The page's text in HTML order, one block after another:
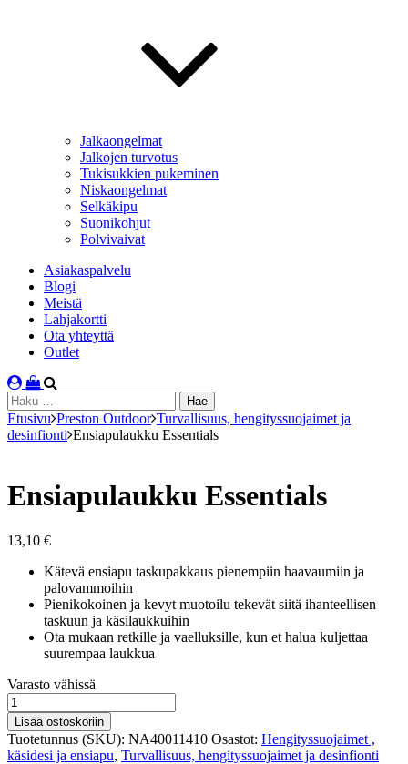
Jalkaongelmat
Jalkojen turvotus
Tukisukkien pukeminen
Niskaongelmat
Selkäkipu
Suonikohjut
Polvivaivat
Asiakaspalvelu
Blogi
Meistä
Lahjakortti
Ota yhteyttä
Outlet
Haku:
Etusivu Preston Outdoor Turvallisuus, hengityssuojaimet ja
desinfionti Ensiapulaukku Essentials
Ensiapulaukku Essentials
13,10 €
Kätevä ensiapu taskupakkaus pienempiin haavaumiin ja
palovammoihin
Pienikokoinen ja kevyt muotoilu tekevät siitä ihanteellisen
taskuun ja käsilaukkuihin
Ota mukaan retkille ja vaelluksille, kun et halua kuljettaa
suurempaa laukkua
Varastosaldo
Varasto vähissä
Ensiapulaukku
Essentials
määrä
Lisää ostoskoriin
Tuotetunnus (SKU): NA40011410 Osastot: Hengityssuojaimet ,
käsidesi ja ensiapu, Turvallisuus, hengityssuojaimet ja desinfionti